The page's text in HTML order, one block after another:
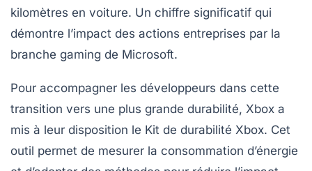
kilomètres en voiture. Un chiffre significatif qui
démontre l’impact des actions entreprises par la
branche gaming de Microsoft.
Pour accompagner les développeurs dans cette
transition vers une plus grande durabilité, Xbox a
mis à leur disposition le Kit de durabilité Xbox. Cet
outil permet de mesurer la consommation d’énergie